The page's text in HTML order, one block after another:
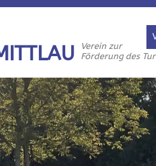
Verein zur
Förderung des